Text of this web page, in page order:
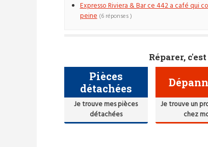
Expresso Riviera & Bar ce 442 a café qui
peine (6 réponses )
Réparer,
Pièces
détachées
Je trouve mes pièces
détachées
Je trouve un
chez